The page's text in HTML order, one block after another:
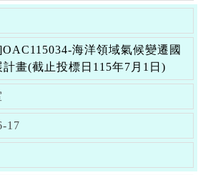
海洋領域氣候變遷國
畫(截止投標日115年7月1日)
17